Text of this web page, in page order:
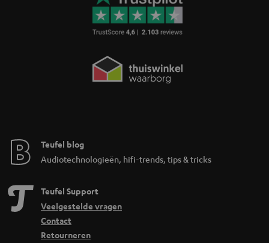
Teufel blog
Audiotechnologieën, hifi-trends, tips & tricks
Teufel Support
Veelgestelde vragen
Contact
Retourneren